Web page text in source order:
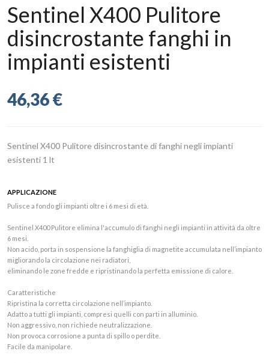
Sentinel X400 Pulitore
disincrostante fanghi in
impianti esistenti
46,36 €
Sentinel X400 Pulitore disincrostante di fanghi negli impianti
esistenti 1 lt
APPLICAZIONE
Pulisce a fondo gli impianti oltre i 6 mesi di età.
Sentinel X400 Pulitore elimina l'accumulo di fanghi negli impianti in attività da oltre
6 mesi.
Non acido, porta in sospensione la fanghiglia di magnetite accumulata nell’impianto
migliorando la circolazione nei radiatori,
eliminando le zone fredde e ripristinando la perfetta emissione di calore.
Caratteristiche
Ripristina la corretta circolazione nell’impianto.
Adatto a tutti gli impianti, compresi quelli con parti in alluminio.
Non aggressivo, non richiede neutralizzazione.
Non provoca corrosione a punta di spillo o perdite.
Facile da manipolare.